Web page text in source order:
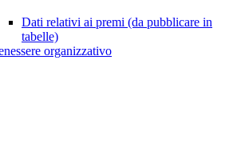
Dati relativi ai premi (da pubblicare in
tabelle)
organizzativo